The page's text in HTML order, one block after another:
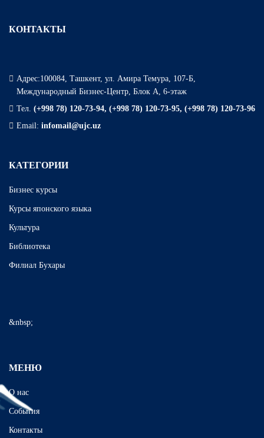
КОНТАКТЫ
Адрес:100084, Ташкент, ул. Амира Темура, 107-Б,
Международный Бизнес-Центр, Блок А, 6-этаж
Тел. (+998 78) 120-73-94, (+998 78) 120-73-95, (+998 78) 120-73-96
Email: infomail@ujc.uz
КАТЕГОРИИ
Бизнес курсы
Курсы японского языка
Культура
Библиотека
Филиал Бухары
&nbsp;
МЕНЮ
О нас
События
Контакты